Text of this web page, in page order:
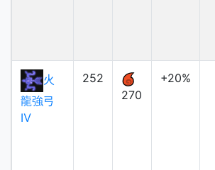
火
龍強弓
Ⅳ
252
270
+20%